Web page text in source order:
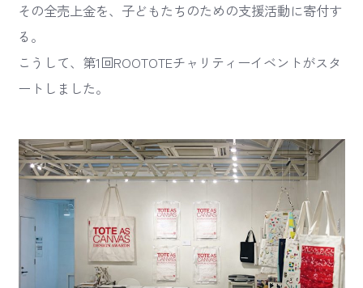
その全売上金を、子どもたちのための支援活動に寄付す
る。
こうして、第1回ROOTOTEチャリティーイベントがスタ
ートしました。